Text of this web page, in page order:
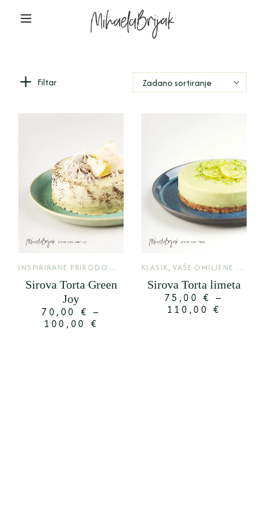
Filtar Zadano sortiranje
I
NSPIRIRANE PRIRODOM, LIMITED
Sirova Torta Green
Joy
70,00 € –
100,00 €
KLASIK,VAŠE OMILJENE TORTE
Sirova Torta limeta
75,00 € –
110,00 €